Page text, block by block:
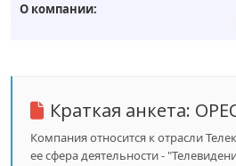
О компании:
Краткая анкета:
Компания относится к отрасли
ее сфера деятельности -